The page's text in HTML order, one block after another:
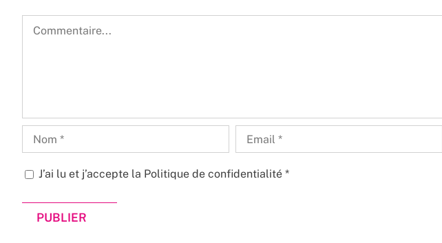
J’ai lu et j’accepte la Politique de confidentialité *